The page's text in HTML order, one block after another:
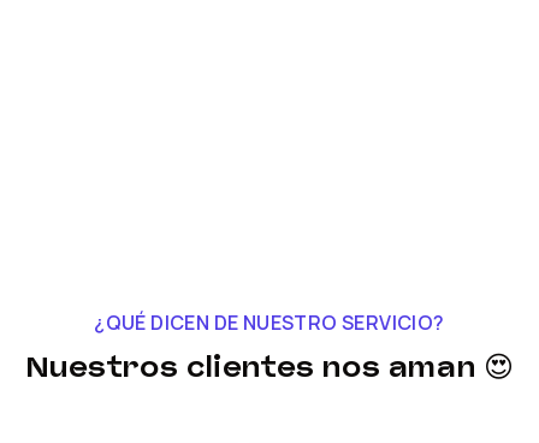
¿QUÉ DICEN DE NUESTRO SERVICIO?
Nuestros clientes nos aman 😍